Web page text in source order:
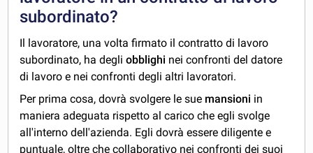
subordinato?
Il lavoratore, una volta firmato il contratto di lavoro
subordinato, ha degliobblighi nei confronti del datore
di lavoro e nei confronti degli altri lavoratori.
Per prima cosa, dovrà svolgere le sue mansioni in
maniera adeguata rispetto al carico che egli svolge
all'interno dell'azienda. Egli dovrà essere diligente e
puntuale, oltre che collaborativo nei confronti dei suoi